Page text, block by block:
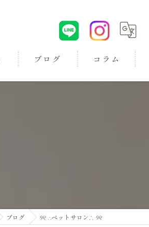
ブログ コラム
ブログ ୨୧ ∴ペットサロン∴ ୨୧